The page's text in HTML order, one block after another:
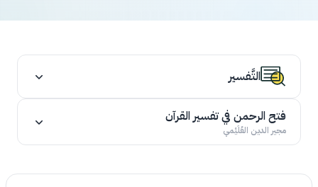
التَّفسير
فتح الرحمن في تفسير القرآن
مجير الدين العُلَيْمي